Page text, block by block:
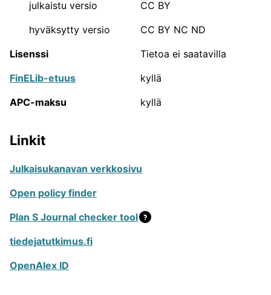
tieteenalakohtaista asiantuntijapaneelia, joihin
tieteentekijää. Julkaisufoorumi toimii Tieteellisten
seurain valtuuskunnassa (TSV).
julkaisukanavien määrä
4150
Ammattilehdet ja yleistajuiset
julkaisusarjat
640
julkaistu versio
CC BY
hyväksytty versio
CC BY NC ND
Lisenssi
Tietoa ei saatavilla
FinELib-etuus
kyllä
APC-maksu
kyllä
Linkit
Julkaisukanavan verkkosivu
Open policy finder
Plan S Journal checker tool
tiedejatutkimus.fi
OpenAlex ID